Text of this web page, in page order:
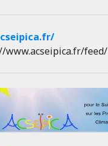
www.acseipica.fr/feed/